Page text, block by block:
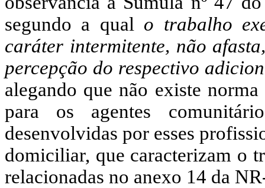
segundo a qual o trabalho
caráter intermitente, não
percepção do respectivo
alegando que não existe
para os agentes
desenvolvidas por esses
domiciliar, que caracterizam o
relacionadas no anexo 14 da